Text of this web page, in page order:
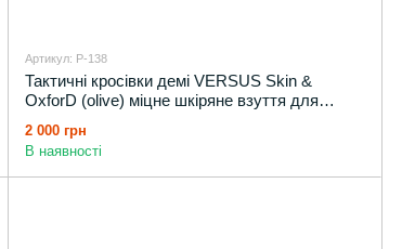
Артикул: P-138
Тактичні кросівки демі VERSUS Skin &
OxforD (olive) міцне шкіряне взуття для
2 000 грн
В наявності